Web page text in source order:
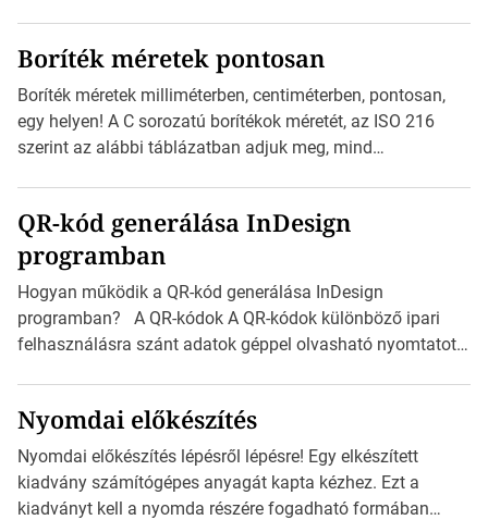
igazán foroghatnak a kreatív fogaskerekek, miközben
zajlik a saját címke készítése. Hogyan készítsünk címkét?
Válasszon méretet és alakot: Válassza ki a kívánt címke
méretét. Akár néhány személyes […]
Boríték méretek pontosan
Boríték méretek milliméterben, centiméterben, pontosan,
egy helyen! A C sorozatú borítékok méretét, az ISO 216
szerint az alábbi táblázatban adjuk meg, mind
az A4-es papírlaphoz viszonyítva. Az amerikai és észak-
amerikai boríték méretére az ISO 216 nem vonatkozik.
Boríték méretének táblázata C0-tól C10-ig […]
QR-kód generálása InDesign
programban
Hogyan működik a QR-kód generálása InDesign
programban? A QR-kódok A QR-kódok különböző ipari
felhasználásra szánt adatok géppel olvasható nyomtatott
telepíthet egy QR-kód-leolvasó alkalmazást, ami leolvasni
és dekódolni képes az URL-információt és átirányítja a
telefon böngészőjét a cég weblapjára. A QR-kód
beolvasása után a felhasználó szöveges üzenetet kaphat,
Nyomdai előkészítés
Nyomdai előkészítés lépésről lépésre! Egy elkészített
kiadvány számítógépes anyagát kapta kézhez. Ezt a
kiadványt kell a nyomda részére fogadható formában